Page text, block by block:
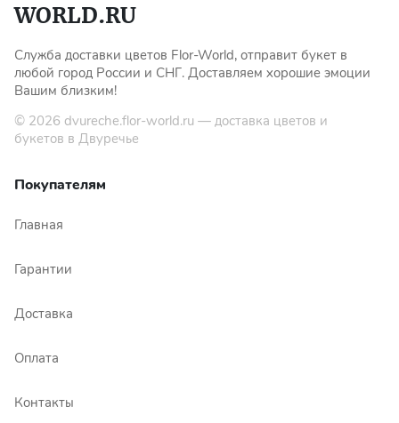
Служба доставки цветов Flor-World, отправит букет в
любой город России и СНГ. Доставляем хорошие эмоции
Вашим близким!
© 2026 dvureche.flor-world.ru — доставка цветов и
букетов в Двуречье
Покупателям
Главная
Гарантии
Доставка
Оплата
Контакты